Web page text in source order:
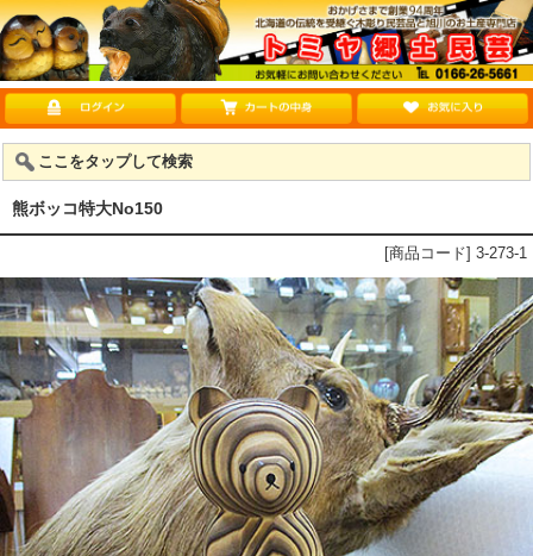
ここをタップして検索
熊ボッコ特大No150
[商品コード] 3-273-1